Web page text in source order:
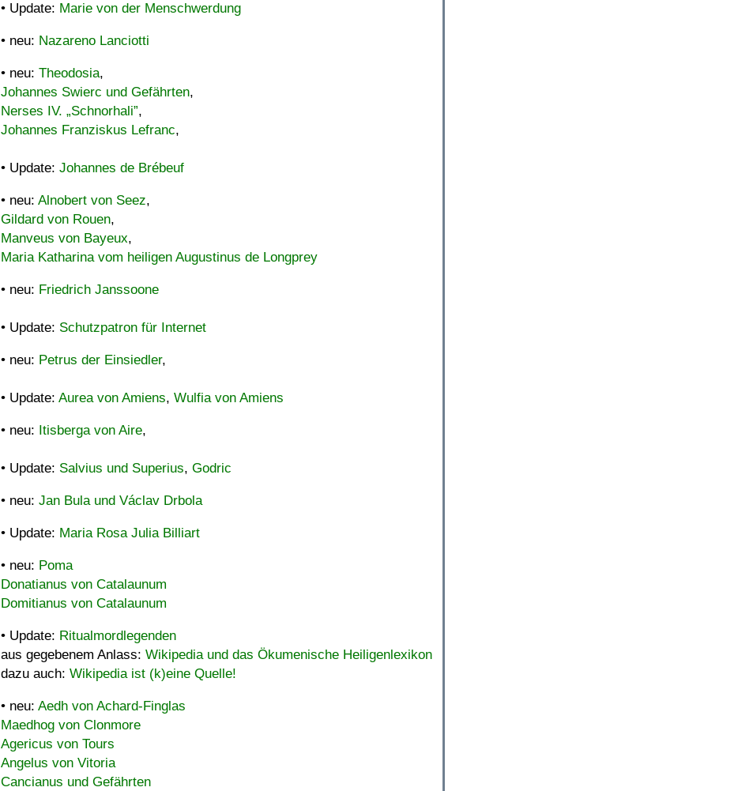
• Update: Marie von der Menschwerdung
• neu: Nazareno Lanciotti
• neu: Theodosia,
Johannes Swierc und Gefährten,
Nerses IV. „Schnorhali”,
Johannes Franziskus Lefranc,
• Update: Johannes de Brébeuf
• neu: Alnobert von Seez,
Gildard von Rouen,
Manveus von Bayeux,
Maria Katharina vom heiligen Augustinus de Longprey
• neu: Friedrich Janssoone
• Update: Schutzpatron für Internet
• neu: Petrus der Einsiedler,
• Update: Aurea von Amiens, Wulfia von Amiens
• neu: Itisberga von Aire,
• Update: Salvius und Superius, Godric
• neu: Jan Bula und Václav Drbola
• Update: Maria Rosa Julia Billiart
• neu: Poma
Donatianus von Catalaunum
Domitianus von Catalaunum
• Update: Ritualmordlegenden
aus gegebenem Anlass: Wikipedia und das Ökumenische Heiligenlexikon
dazu auch: Wikipedia ist (k)eine Quelle!
• neu: Aedh von Achard-Finglas
Maedhog von Clonmore
Agericus von Tours
Angelus von Vitoria
Cancianus und Gefährten